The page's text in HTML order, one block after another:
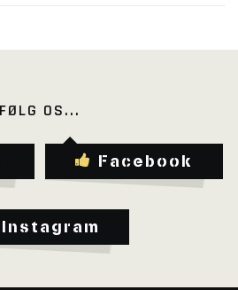
FØLG OS...
Facebook
Instagram